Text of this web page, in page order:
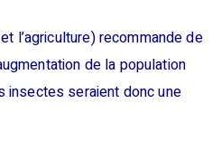
l’agriculture) recommande de
de la population
insectes seraient donc une